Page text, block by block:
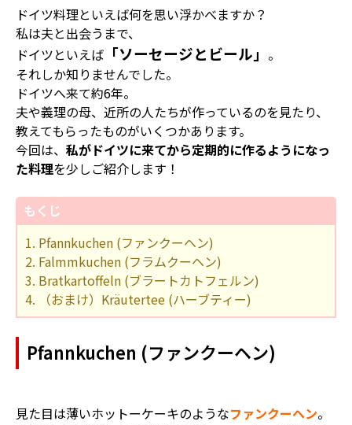
ドイツ料理といえば何を思い浮かべますか？
私は夫と出会うまで、
ドイツといえば 「ソーセージとビール」 。
それしか知りませんでした。
ドイツへ来て約6年。
夫や義理の母、近所の人たちが作っているのを見たり、
教えてもらったものがいくつかあります。
今回は、 私がドイツに来てから定期的に作るようになっ
た料理を少しご紹介します！
もくじ
1. Pfannkuchen (ファンクーヘン)
2. Falmmkuchen (フラムクーヘン)
3. Bratkartoffeln (ブラートカトフェルン)
4. （おまけ）Kräutertee (ハーブティー)
Pfannkuchen (ファンクーヘン)
見た目は薄いホットーケーキのようなファンクーヘン。